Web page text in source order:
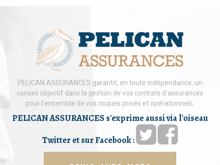
PELICAN ASSURANCES garantit, en toute indépendance, un
conseil objectif dans la gestion de vos contrats d’assurances
pour l’ensemble de vos risques privés et opérationnels.
PELICAN ASSURANCES s'exprime aussi via l'oiseau
Twitter et sur Facebook :